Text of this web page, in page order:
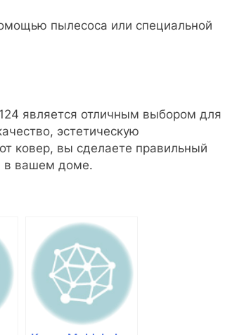
пылесоса или специальной
является отличным выбором для
эстетическую
ковер, вы сделаете правильный
в вашем доме.